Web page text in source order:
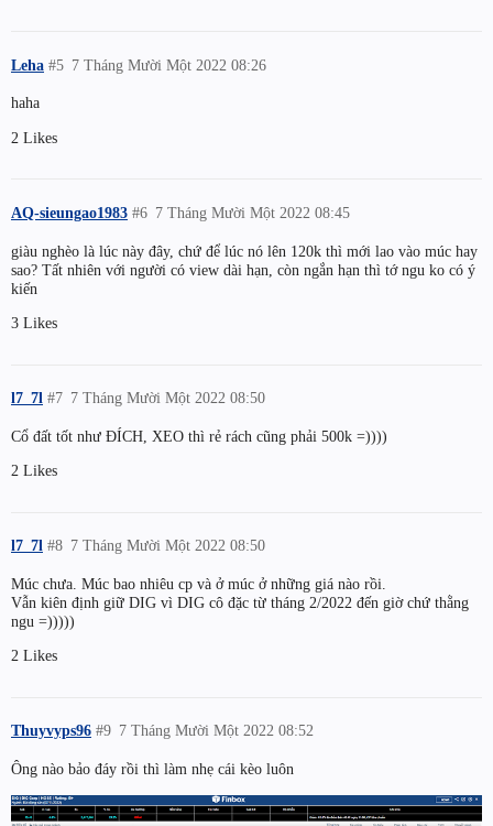
Leha 7 Tháng Mười Một 2022 08:26
#5
haha
2 Likes
AQ-sieungao1983 7 Tháng Mười Một 2022 08:45
#6
giàu nghèo là lúc này đây, chứ để lúc nó lên 120k thì mới lao vào múc hay
sao? Tất nhiên với người có view dài hạn, còn ngắn hạn thì tớ ngu ko có ý
kiến
3 Likes
l7_7l 7 Tháng Mười Một 2022 08:50
#7
Cổ đất tốt như ĐÍCH, XEO thì rẻ rách cũng phải 500k =))))
2 Likes
l7_7l 7 Tháng Mười Một 2022 08:50
#8
Múc chưa. Múc bao nhiêu cp và ở múc ở những giá nào rồi.
Vẫn kiên định giữ DIG vì DIG cô đặc từ tháng 2/2022 đến giờ chứ thằng
ngu =)))))
2 Likes
Thuyvyps96 7 Tháng Mười Một 2022 08:52
#9
Ông nào bảo đáy rồi thì làm nhẹ cái kèo luôn